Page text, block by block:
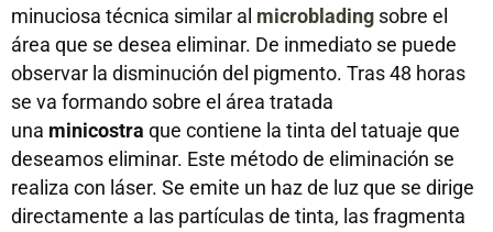
minuciosa técnica similar al microblading sobre el
área que se desea eliminar. De inmediato se puede
observar la disminución del pigmento. Tras 48 horas
se va formando sobre el área tratada
una minicostra que contiene la tinta del tatuaje que
deseamos eliminar. Este método de eliminación se
realiza con láser. Se emite un haz de luz que se dirige
directamente a las partículas de tinta, las fragmenta